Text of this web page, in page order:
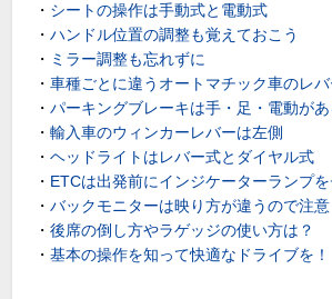
・ シートの操作は手動式と電動式
・ハンドル位置の調整も覚えておこう
・ ミラー調整も忘れずに
・車種ごとに違うオートマチック車のレ
・パーキングブレーキは手・足・電動があ
・輸入車のウィンカーレバーは左側
・ヘッドライトはレバー式とダイヤル式
・ ETCは出発前にインジケーターランプ
・バックモニターは映り方が違うので注意
・後席の倒し方やラゲッジの使い方は？
・基本の操作を知って快適なドライブを！